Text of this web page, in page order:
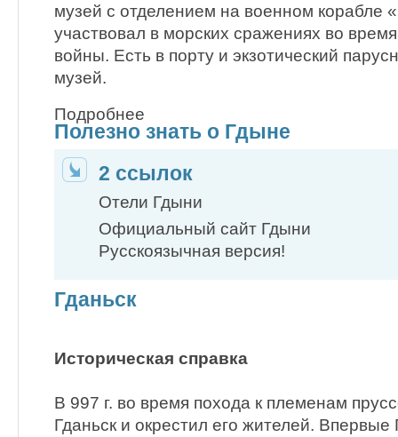
музей с отделением на военном корабле
участвовал в морских сражениях во
войны. Есть в порту и экзотический
музей.
Подробнее
Полезно знать о Гдыне
2 ссылок
Отели Гдыни
Официальный сайт Гдыни
Русскоязычная версия!
Гданьск
Историческая справка
В 997 г. во время похода к племенам
Гданьск и окрестил его жителей. Впервые